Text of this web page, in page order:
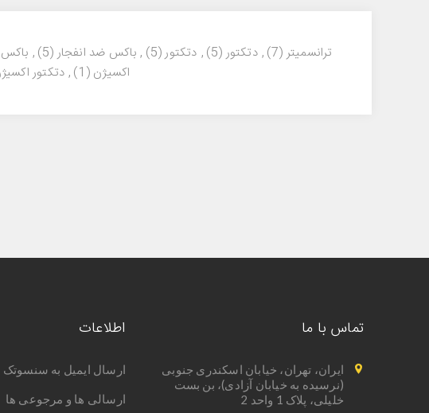
ترانسمیتر (7)
, دتکتور(5)
, دتکتور(5)
, باکس ضد انفجار(5)
,
اکسیژن (1)
, دتکتور
تماس با ما
ایران، تهران، خیابان اسکندری جنوبی
(نرسیده به خیابان آزادی)، بن بست
خلیلی، پلاک 1 واحد 2
اطلاعات
ارسال ایمیل به سنسوتک
ارسالی ها و مرجوعی ها